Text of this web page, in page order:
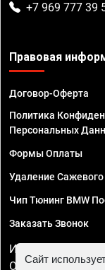
+7 969 777 39
Правовая
Договор-Оферта
Политика
Персональных
Формы Оплаты
Удаление
Чип Тюнинг BMW
Заказать Звонок
ИП Смирнов
ОГРНИП
Сайт